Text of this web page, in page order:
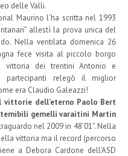
delle Valli.
Maurino l’ha scritta nel 1993
allestì la prova unica del
Nella ventilata domenica 26
fece visita al piccolo borgo
vittoria dei trentini Antonio e
relegò il miglior
era Claudio Galeazzi!
vittorie dell’eterno Paolo Bert
temibili gemelli varaitini Martin
nel 2009 in 48’01”. Nella
vittoria ma il record (percorso
a Debora Cardone dell’ASD